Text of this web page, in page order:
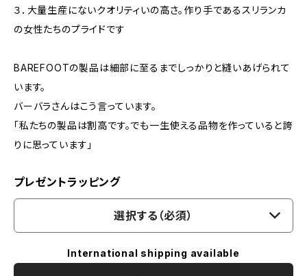
３．大量生産にないクオリティいの高さ。作り手であるスリランカ
の女性たちのプライドです
BAREFOOTの製品は細部に至るまでしっかりと縫いあげられて
います。
バーバラさんはこう言っています。
「私たちの製品は割高です。でも一生使える品物を作っていると誇
りに思っています」
プレゼントラッピング
選択する（必須）
International shipping available